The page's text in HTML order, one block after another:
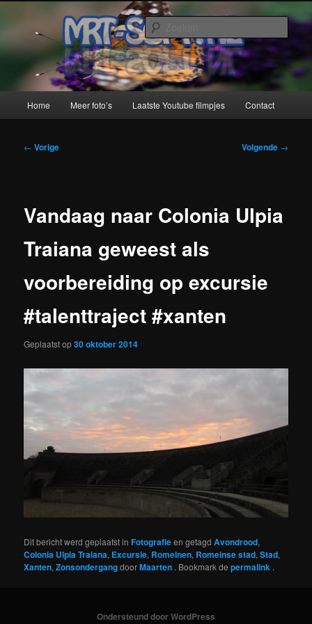
primaireMRT-Soft
Home Meer foto’s Laatste Youtube filmpjes Contact
Bericht
← Vorige Volgende →
Vandaag naar Colonia Ulpia
Traiana geweest als
voorbereiding op excursie
#talenttraject #xanten
Geplaatst op30 oktober 2014
Dit bericht werd geplaatst inFotografieen getagdAvondrood,
Colonia Ulpia Traiana, Excursie, Romeinen, Romeinse stad,Stad,
Xanten,ZonsondergangdoorMaarten . Bookmark depermalink .
Ondersteund door WordPress